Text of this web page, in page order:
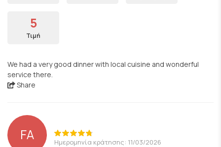
5
Τιμή
We had a very good dinner with local cuisine and wonderful
service there.
Share
FA Ημερομηνία κράτησης: 11/03/2026